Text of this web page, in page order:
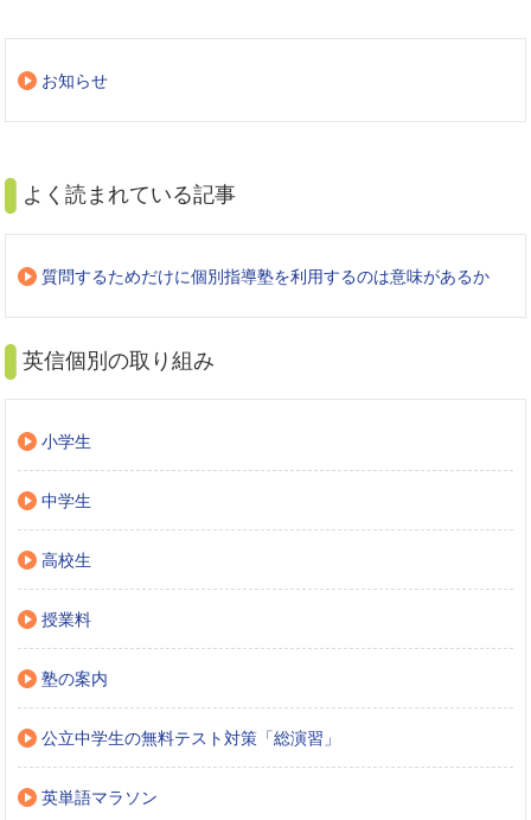
お知らせ
よく読まれている記事
質問するためだけに個別指導塾を利用するのは意味があるか
英信個別の取り組み
小学生
中学生
高校生
授業料
塾の案内
公立中学生の無料テスト対策「総演習」
英単語マラソン